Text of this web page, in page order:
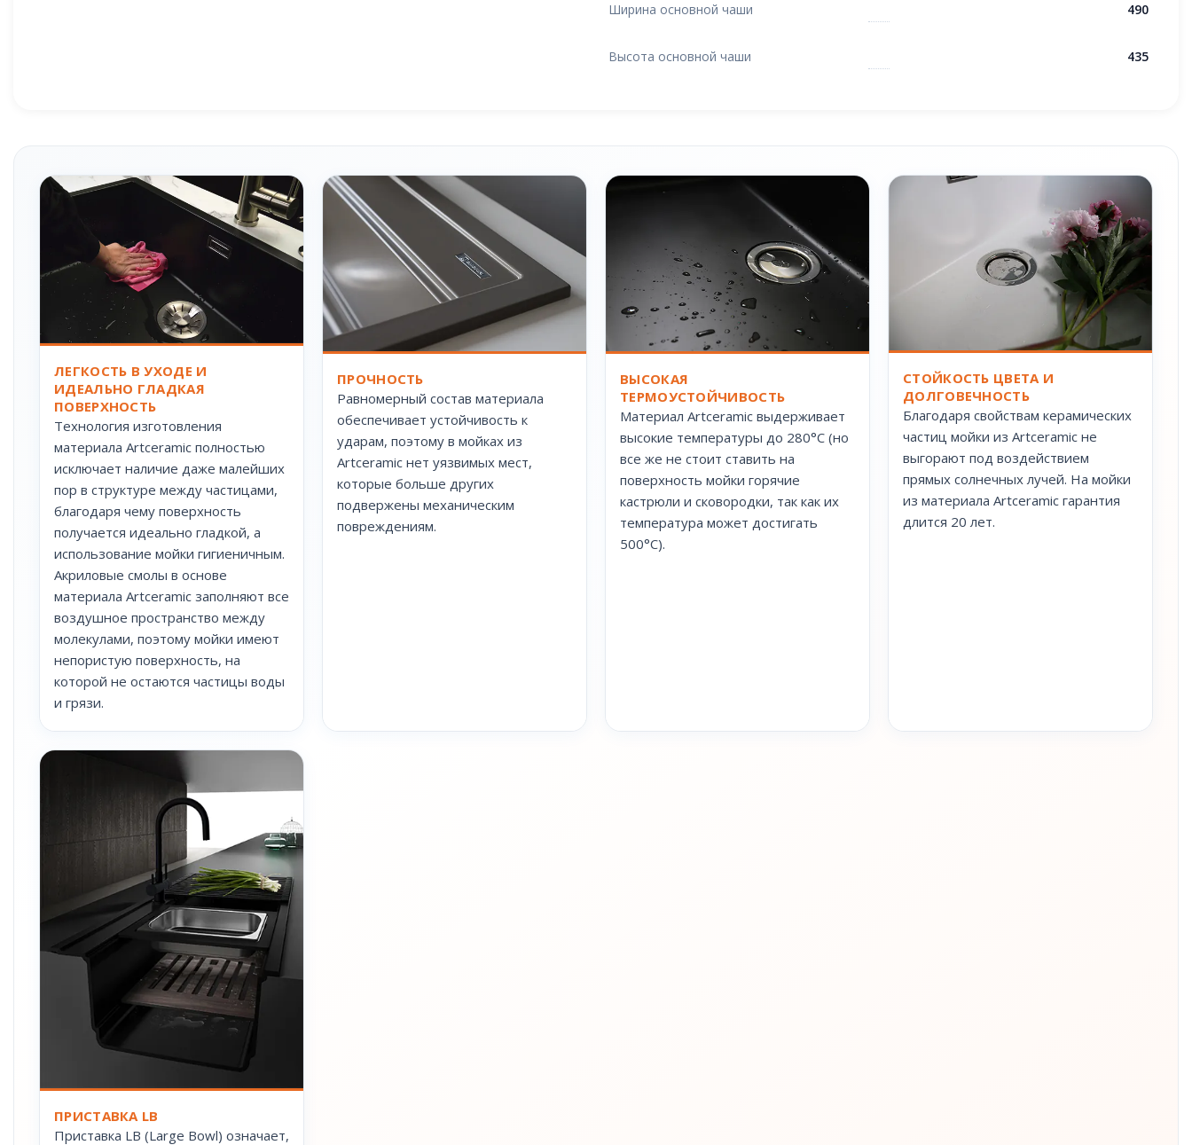
Ширина основной чаши 490
Высота основной чаши 435
ЛЕГКОСТЬ В УХОДЕ И
ИДЕАЛЬНО ГЛАДКАЯ
ПОВЕРХНОСТЬ
Технология изготовления
материала Artceramic полностью
исключает наличие даже малейших
пор в структуре между частицами,
благодаря чему поверхность
получается идеально гладкой, а
использование мойки гигиеничным.
Акриловые смолы в основе
материала Artceramic заполняют все
воздушное пространство между
молекулами, поэтому мойки имеют
непористую поверхность, на
которой не остаются частицы воды
и грязи.
ПРОЧНОСТЬ
Равномерный состав материала
обеспечивает устойчивость к
ударам, поэтому в мойках из
Artceramic нет уязвимых мест,
которые больше других
подвержены механическим
повреждениям.
ВЫСОКАЯ
ТЕРМОУСТОЙЧИВОСТЬ
Материал Artceramic выдерживает
высокие температуры до 280°С (но
все же не стоит ставить на
поверхность мойки горячие
кастрюли и сковородки, так как их
температура может достигать
500°С).
СТОЙКОСТЬ ЦВЕТА И
ДОЛГОВЕЧНОСТЬ
Благодаря свойствам керамических
частиц мойки из Artceramic не
выгорают под воздействием
прямых солнечных лучей. На мойки
из материала Artceramic гарантия
длится 20 лет.
ПРИСТАВКА LB
Приставка LB (Large Bowl) означает,